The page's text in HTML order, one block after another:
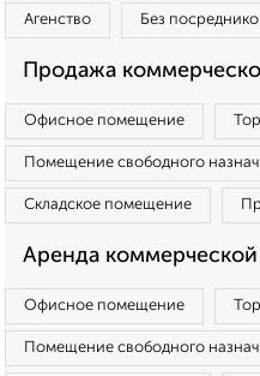
Агенство Без
Продажа
Офисное помещение
Помещение свободного
Складское помещение
Аренда
Офисное помещение
Помещение свободного